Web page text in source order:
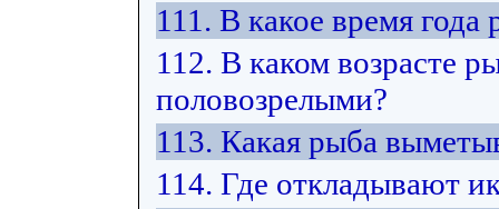
111. В какое время
112. В каком возрасте
половозрелыми?
113. Какая рыба
114. Где откладывают